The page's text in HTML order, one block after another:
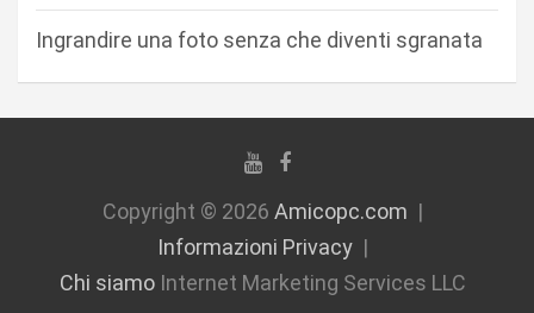
Ingrandire una foto senza che diventi sgranata
Copyright © 2026 Amicopc.com
Informazioni Privacy
Chi siamoInternet Marketing Services LLC